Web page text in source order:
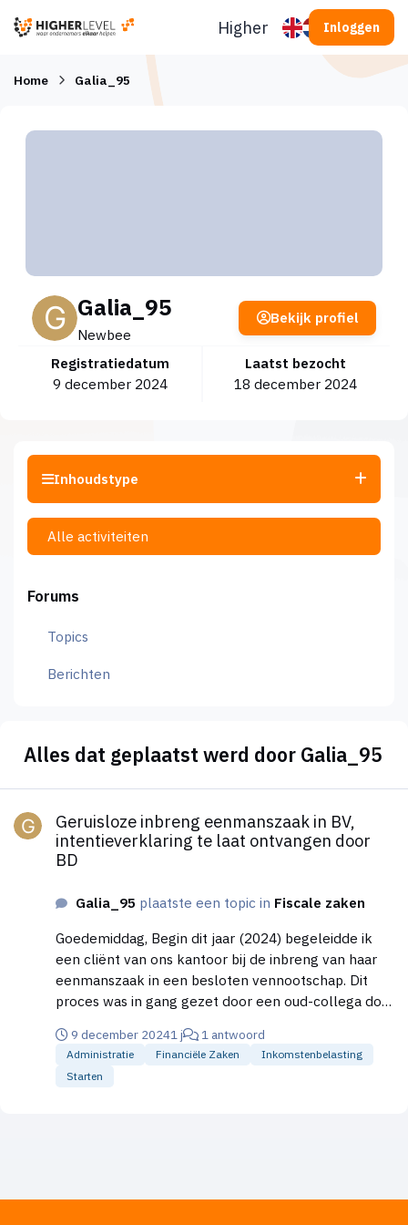
Higherlevel Inloggen
Home Galia_95
Galia_95
Newbee
Registratiedatum
9 december 2024
Laatst bezocht
18 december 2024
Bekijk profiel
Inhoudstype
Alle activiteiten
Forums
Topics
Berichten
Alles dat geplaatst werd door Galia_95
Geruisloze inbreng eenmanszaak in BV,
intentieverklaring te laat ontvangen door
BD
Galia_95 plaatste een topic in Fiscale zaken
Goedemiddag, Begin dit jaar (2024) begeleidde ik
een cliënt van ons kantoor bij de inbreng van haar
eenmanszaak in een besloten vennootschap. Dit
proces was in gang gezet door een oud-collega door
Belastingdienst. De onderneming is ingebracht in de
besloten vennootschap, waarbij er voor is gekozen
geen lijfrente te bedingen voor de fiscale
9 december 20241 j 1 antwoord
Administratie Financiële Zaken
Inkomstenbelasting
Starten